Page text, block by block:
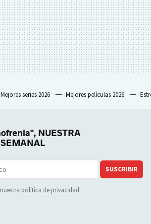
Mejores series 2026 Mejores películas 2026
NUESTRA
SUSCRIBIR
política de privacidad